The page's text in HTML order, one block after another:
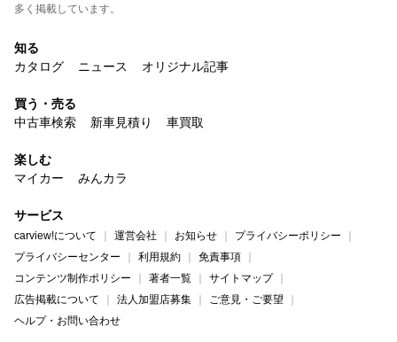
多く掲載しています。
知る
カタログ
ニュース オリジナル記事
買う・売る
中古車検索
新車見積り 車買取
楽しむ
マイカー
みんカラ
サービス
carview!について 運営会社 お知らせ
プライバシーポリシー
プライバシーセンター
利用規約
免責事項
コンテンツ制作ポリシー
著者一覧
サイトマップ
広告掲載について
法人加盟店募集
ご意見・ご要望
ヘルプ・お問い合わせ